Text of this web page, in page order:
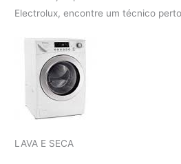
Electrolux, encontre um técnico
LAVA E SECA